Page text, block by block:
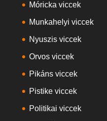
Móricka viccek
Munkahelyi viccek
Nyuszis viccek
Orvos viccek
Pikáns viccek
Pistike viccek
Politikai viccek